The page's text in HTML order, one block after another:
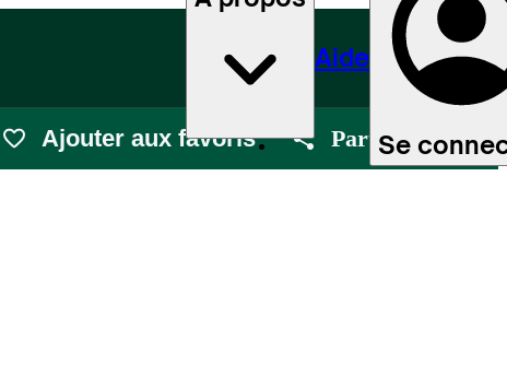
Se
Aide
Ajouter aux favoris Partager